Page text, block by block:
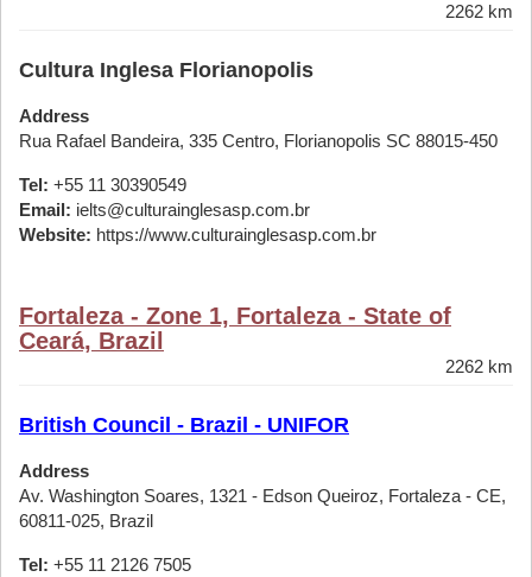
2262 km
Cultura Inglesa Florianopolis
Address
Rua Rafael Bandeira, 335 Centro, Florianopolis SC 88015-450
Tel: +55 11 30390549
Email: ielts@culturainglesasp.com.br
Website: https://www.culturainglesasp.com.br
Fortaleza - Zone 1, Fortaleza - State of
Ceará, Brazil
2262 km
British Council - Brazil - UNIFOR
Address
Av. Washington Soares, 1321 - Edson Queiroz, Fortaleza - CE,
60811-025, Brazil
Tel: +55 11 2126 7505